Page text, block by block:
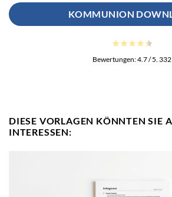
KOMMUNION
Bewertungen:4.7/ 5. 332
DIESE VORLAGEN KÖNNTEN SIE
INTERESSEN: